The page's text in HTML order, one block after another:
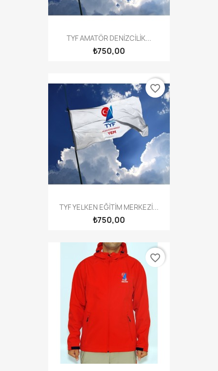
TYF AMATÖR DENİZCİLİK...
₺750,00
TYF YELKEN EĞİTİM MERKEZİ...
₺750,00
favorite_border
favorite_border